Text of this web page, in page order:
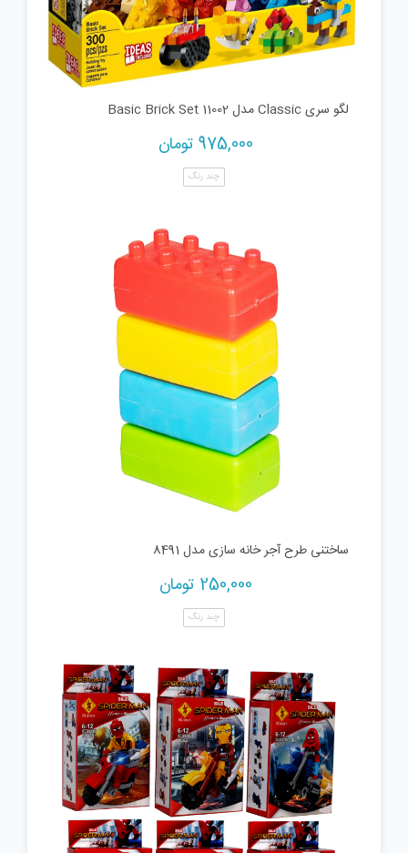
لگو سری Classic مدل 11002 Basic Brick Set
975,000 تومان
چند رنگ
ساختنی طرح آجر خانه سازی مدل 8491
250,000 تومان
چند رنگ